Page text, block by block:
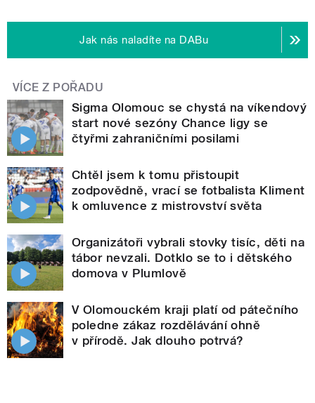
Jak nás naladíte na DABu
VÍCE Z POŘADU
Sigma Olomouc se chystá na víkendový
start nové sezóny Chance ligy se
čtyřmi zahraničními posilami
Chtěl jsem k tomu přistoupit
zodpovědně, vrací se fotbalista Kliment
k omluvence z mistrovství světa
Organizátoři vybrali stovky tisíc, děti na
tábor nevzali. Dotklo se to i dětského
domova v Plumlově
V Olomouckém kraji platí od pátečního
poledne zákaz rozdělávání ohně
v přírodě. Jak dlouho potrvá?